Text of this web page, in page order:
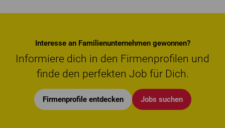
Interesse an Familienunternehmen gewonnen?
Informiere dich in den Firmenprofilen und
finde den perfekten Job für Dich.
Firmenprofile entdecken Jobs suchen